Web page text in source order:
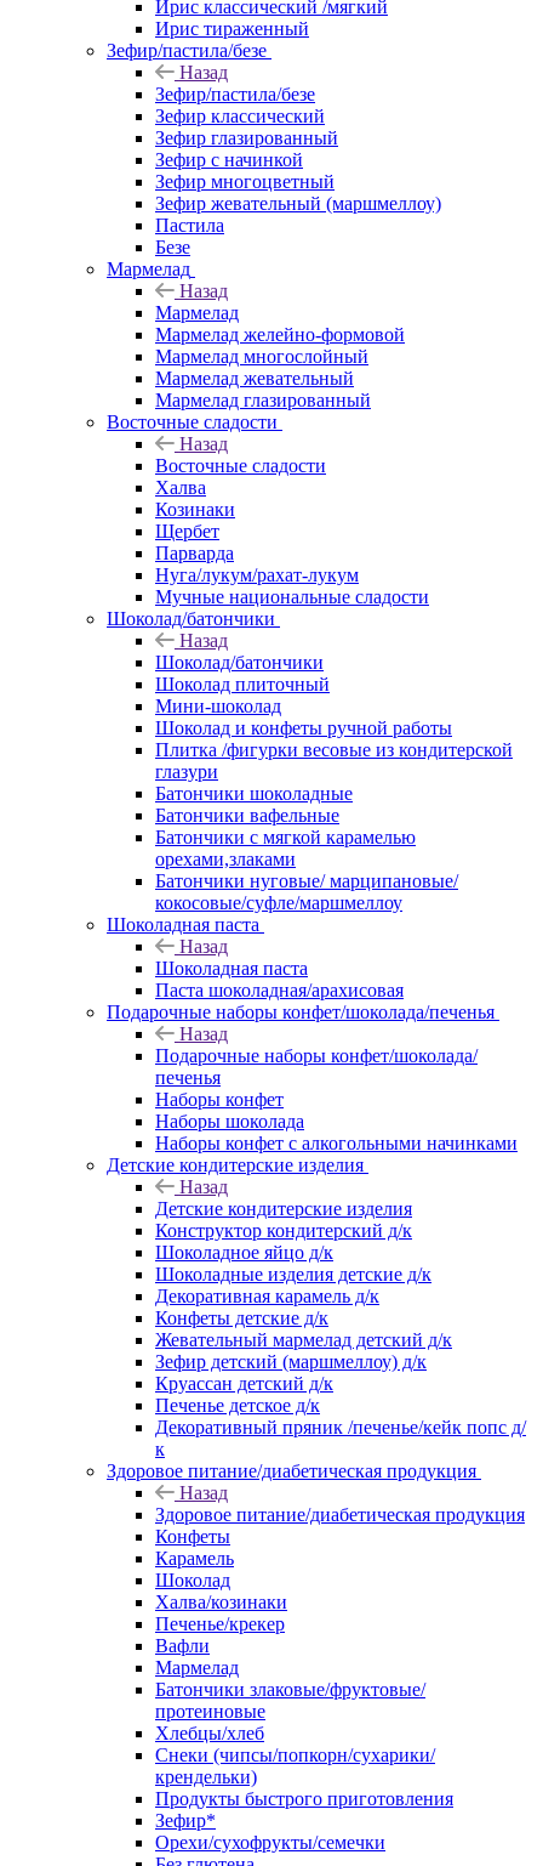
Ирис классический /мягкий
Ирис тираженный
Зефир/пастила/безе
Назад
Зефир/пастила/безе
Зефир классический
Зефир глазированный
Зефир с начинкой
Зефир многоцветный
Зефир жевательный (маршмеллоу)
Пастила
Безе
Мармелад
Назад
Мармелад
Мармелад желейно-формовой
Мармелад многослойный
Мармелад жевательный
Мармелад глазированный
Восточные сладости
Назад
Восточные сладости
Халва
Козинаки
Щербет
Парварда
Нуга/лукум/рахат-лукум
Мучные национальные сладости
Шоколад/батончики
Назад
Шоколад/батончики
Шоколад плиточный
Мини-шоколад
Шоколад и конфеты ручной работы
Плитка /фигурки весовые из кондитерской
глазури
Батончики шоколадные
Батончики вафельные
Батончики с мягкой карамелью
орехами,злаками
Батончики нуговые/ марципановые/
кокосовые/суфле/маршмеллоу
Шоколадная паста
Назад
Шоколадная паста
Паста шоколадная/арахисовая
Подарочные наборы конфет/шоколада/печенья
Назад
Подарочные наборы конфет/шоколада/
печенья
Наборы конфет
Наборы шоколада
Наборы конфет с алкогольными начинками
Детские кондитерские изделия
Назад
Детские кондитерские изделия
Конструктор кондитерский д/к
Шоколадное яйцо д/к
Шоколадные изделия детские д/к
Декоративная карамель д/к
Конфеты детские д/к
Жевательный мармелад детский д/к
Зефир детский (маршмеллоу) д/к
Круассан детский д/к
Печенье детское д/к
Декоративный пряник /печенье/кейк попс д/
к
Здоровое питание/диабетическая продукция
Назад
Здоровое питание/диабетическая продукция
Конфеты
Карамель
Шоколад
Халва/козинаки
Печенье/крекер
Вафли
Мармелад
Батончики злаковые/фруктовые/
протеиновые
Хлебцы/хлеб
Снеки (чипсы/попкорн/сухарики/
крендельки)
Продукты быстрого приготовления
Зефир*
Орехи/сухофрукты/семечки